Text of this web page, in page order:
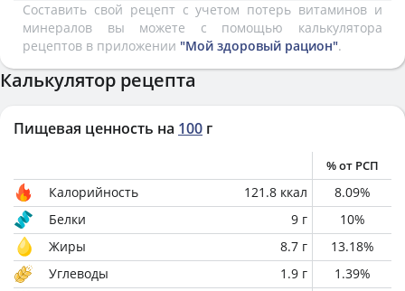
Составить свой рецепт с учетом потерь витаминов и
минералов вы можете с помощью калькулятора
рецептов в приложении "Мой здоровый рацион".
Калькулятор рецепта
Пищевая ценность на 100 г
% от РСП
Калорийность 121.8 ккал 8.09%
Белки
9 г 10%
Жиры
8.7 г 13.18%
Углеводы
1.9 г 1.39%